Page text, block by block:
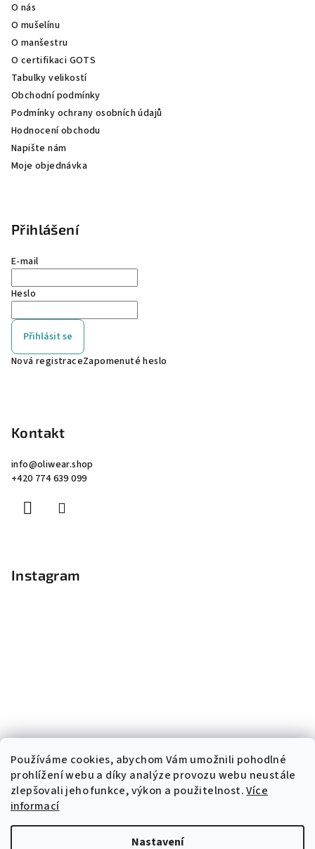
Používáme cookies, abychom Vám umožnili pohodlné
prohlížení webu a díky analýze provozu webu neustále
zlepšovali jeho funkce, výkon a použitelnost.Více
informací
Nastavení
O nás
O mušelínu
O manšestru
O certifikaci GOTS
Tabulky velikostí
Obchodní podmínky
Podmínky ochrany osobních údajů
Hodnocení obchodu
Napište nám
Moje objednávka
Přihlášení
E-mail
Heslo
Přihlásit se
Nová registraceZapomenuté heslo
Kontakt
info@oliwear.shop
+420 774 639 099
Instagram
Sledovat na Instagramu